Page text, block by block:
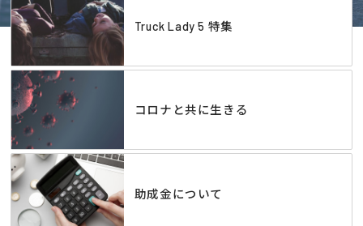
Truck Lady 5 特集
コロナと共に生きる
助成金について